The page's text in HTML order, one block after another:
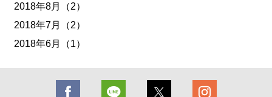
2018年8月（2）
2018年7月（2）
2018年6月（1）